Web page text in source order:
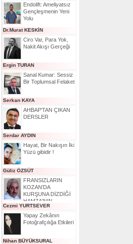
Endolift: Ameliyatsız
Gençleşmenin Yeni
Yolu
Dr.Murat KESKİN
Ciro Var, Para Yok,
Nakit Akışı Gerçeği
Ergin TURAN
Sanal Kumar: Sessiz
Bir Toplumsal Felaket
Serkan KAYA
AHBAP'TAN ÇIKAN
DERSLER
Serdar AYDIN
Hayat, Bir Nakışın İki
Yüzü gibidir !
Güliz ÖZSÜT
FRANSIZLARIN
KOZAN'DA
KURŞUNA DİZDİĞİ
HAMZA'NIN
HİKAYESİ
Cezmi YURTSEVER
Yapay Zekânın
Fotoğrafçılığa Etkileri
Nihan BÜYÜKSURAL